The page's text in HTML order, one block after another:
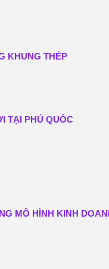
KHUNG THÉP
TẠI PHÚ QUỐC
MÔ HÌNH KINH